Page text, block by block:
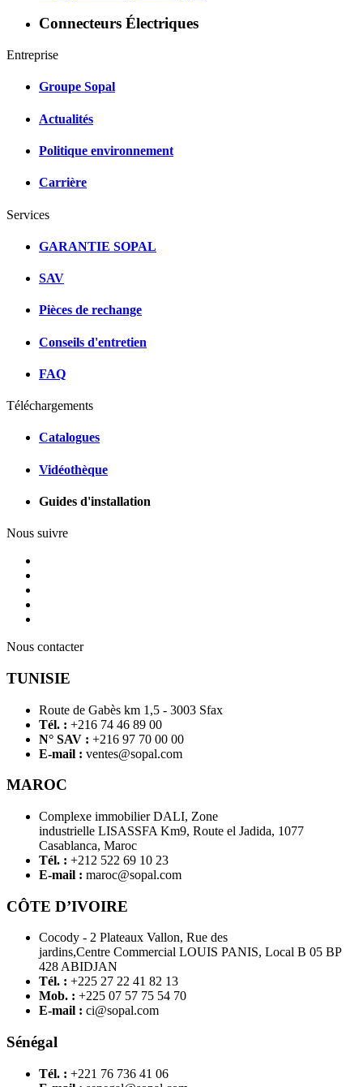
Connecteurs Électriques
Entreprise
Groupe Sopal
Actualités
Politique environnement
Carrière
Services
GARANTIE SOPAL
SAV
Pièces de rechange
Conseils d'entretien
FAQ
Téléchargements
Catalogues
Vidéothèque
Guides d'installation
Nous suivre
Nous contacter
TUNISIE
Route de Gabès km 1,5 - 3003 Sfax
Tél. : +216 74 46 89 00
N° SAV : +216 97 70 00 00
E-mail : ventes@sopal.com
MAROC
Complexe immobilier DALI, Zone
industrielle LISASSFA Km9, Route el Jadida, 1077
Casablanca, Maroc
Tél. : +212 522 69 10 23
E-mail : maroc@sopal.com
CÔTE D’IVOIRE
Cocody - 2 Plateaux Vallon, Rue des
jardins,Centre Commercial LOUIS PANIS, Local B 05 BP
428 ABIDJAN
Tél. : +225 27 22 41 82 13
Mob. : +225 07 57 75 54 70
E-mail : ci@sopal.com
Sénégal
Tél. : +221 76 736 41 06